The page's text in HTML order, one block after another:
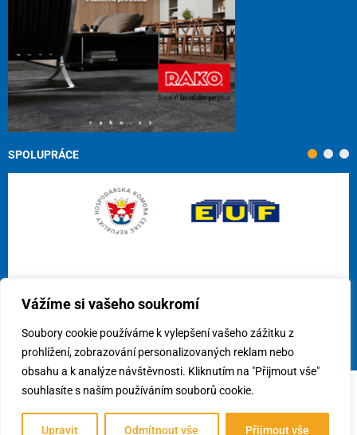
Vážíme si vašeho soukromí
Soubory cookie používáme k vylepšení vašeho zážitku z
prohlížení, zobrazování personalizovaných reklam nebo
obsahu a k analýze návštěvnosti. Kliknutím na "Přijmout vše"
souhlasíte s naším používáním souborů cookie.
Upravit Odmítnout vše Přijmout vše
SPOLUPRÁCE
© 2026Cech obkladačů ČR, z.s./Využití cookies/Předvolby
souhlasu